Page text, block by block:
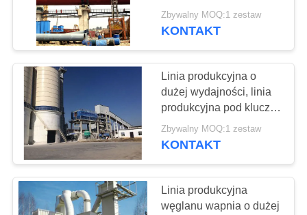
POLITYKA
PRYWATNOŚCI
produkcyjna węglanu
wapnia
Zbywalny MOQ:1 zestaw
KONTAKT
Linia produkcyjna o
dużej wydajności, linia
produkcyjna pod klucz
GGBS
Zbywalny MOQ:1 zestaw
KONTAKT
Linia produkcyjna
węglanu wapnia o dużej